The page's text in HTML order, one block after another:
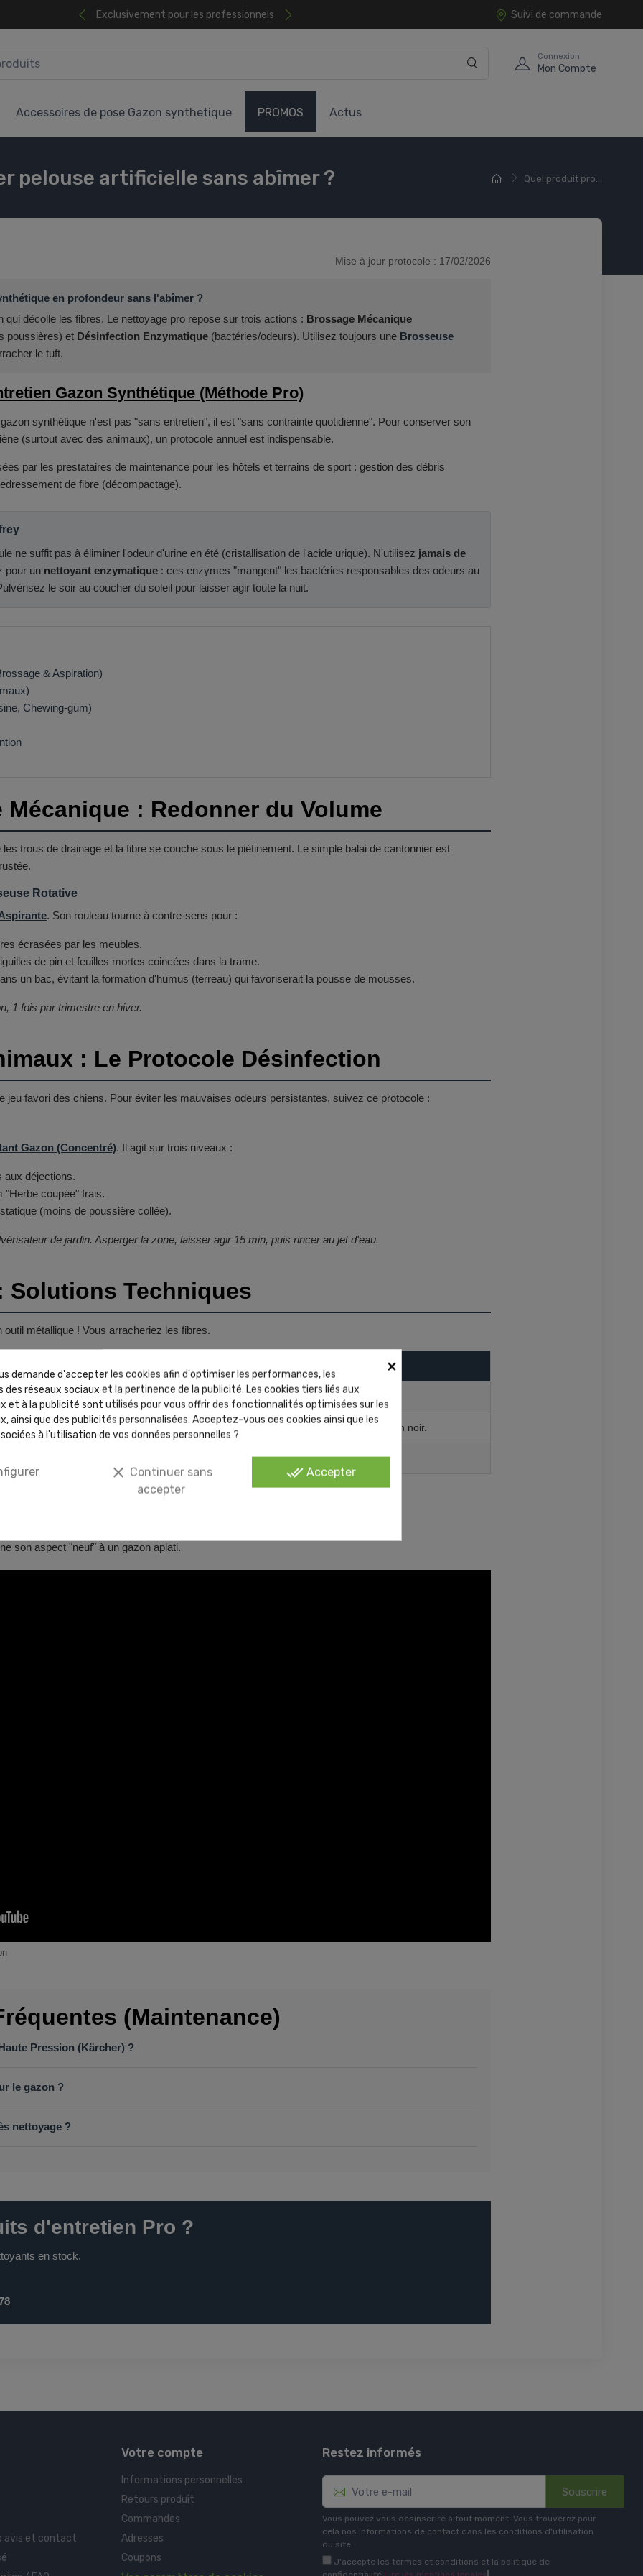
Exclusivement pour les professionnels Suivi de commande
Connexion
Mon Compte
Accessoires de pose Gazon synthetique PROMOS Actus
Quel produit pro...
pelouse artificielle sans abîmer ?
Mise à jour protocole : 17/02/2026
en profondeur sans l'abîmer ?
qui décolle les fibres. Le nettoyage pro repose sur trois actions : Brossage Mécanique
poussières) et Désinfection Enzymatique (bactéries/odeurs). Utilisez toujours une Brosseuse
le tuft.
Gazon Synthétique (Méthode Pro)
synthétique n'est pas "sans entretien", il est "sans contrainte quotidienne". Pour conserver son
(surtout avec des animaux), un protocole annuel est indispensable.
par les prestataires de maintenance pour les hôtels et terrains de sport : gestion des débris
de fibre (décompactage).
ne suffit pas à éliminer l'odeur d'urine en été (cristallisation de l'acide urique). N'utilisez jamais de
pour un nettoyant enzymatique : ces enzymes "mangent" les bactéries responsables des odeurs au
le soir au coucher du soleil pour laisser agir toute la nuit.
& Aspiration)
Chewing-gum)
Mécanique : Redonner du Volume
trous de drainage et la fibre se couche sous le piétinement. Le simple balai de cantonnier est
Rotative
. Son rouleau tourne à contre-sens pour :
écrasées par les meubles.
de pin et feuilles mortes coincées dans la trame.
un bac, évitant la formation d'humus (terreau) qui favoriserait la pousse de mousses.
1 fois par trimestre en hiver.
: Le Protocole Désinfection
jeu favori des chiens. Pour éviter les mauvaises odeurs persistantes, suivez ce protocole :
Gazon (Concentré). Il agit sur trois niveaux :
aux déjections.
"Herbe coupée" frais.
(moins de poussière collée).
de jardin. Asperger la zone, laisser agir 15 min, puis rincer au jet d'eau.
Solutions Techniques
métallique ! Vous arracheriez les fibres.
ou Bombe Froid Refroidir pour durcir, puis casser par petits morceaux.
de Sommières Saupoudrer, laisser absorber 2h, puis aspirer. Finir au savon noir.
Frotter doucement avec une éponge non abrasive.
un gazon de 5 ans
son aspect "neuf" à un gazon aplati.
(Maintenance)
Pression (Kärcher) ?
le gazon ?
nettoyage ?
d'entretien Pro ?
en stock.
avis et contact
Votre compte
Informations personnelles
Retours produit
Commandes
Adresses
Coupons
Restez informés
Souscrire
Vous pouvez vous désinscrire à tout moment. Vous trouverez pour
cela nos informations de contact dans les conditions d'utilisation
du site.
J'accepte les termes et conditions et la politique de
×
demande d'accepter les cookies afin d'optimiser les performances, les
réseaux sociaux et la pertinence de la publicité. Les cookies tiers liés aux
et à la publicité sont utilisés pour vous offrir des fonctionnalités optimisées sur les
ainsi que des publicités personnalisées. Acceptez-vous ces cookies ainsi que les
à l'utilisation de vos données personnelles ?
done_all Accepter
clear Continuer sans
accepter